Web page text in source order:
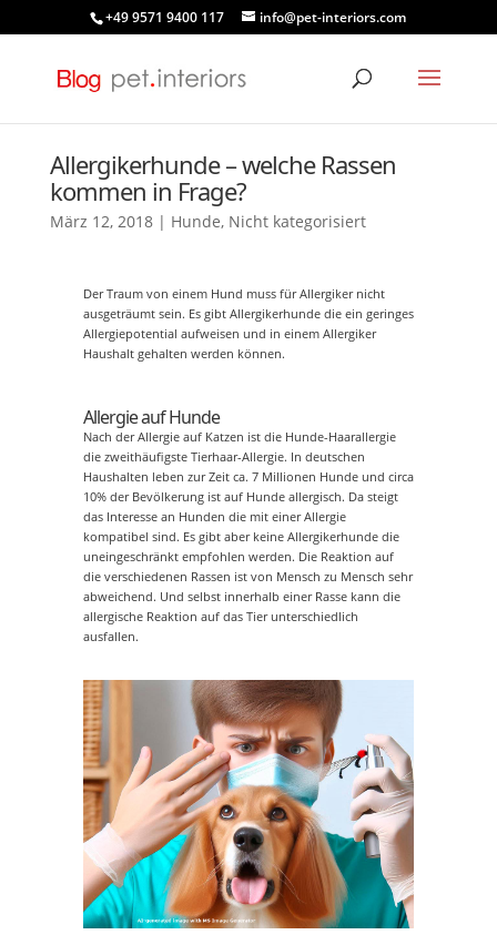
+49 9571 9400 117 info@pet-interiors.com
Allergikerhunde – welche Rassen
kommen in Frage?
März 12, 2018| Hunde, Nicht kategorisiert
Der Traum von einem Hund muss für Allergiker nicht
ausgeträumt sein. Es gibt Allergikerhunde die ein geringes
Allergiepotential aufweisen und in einem Allergiker
Haushalt gehalten werden können.
Allergie auf Hunde
Nach der Allergie auf Katzen ist die Hunde-Haarallergie
die zweithäufigste Tierhaar-Allergie. In deutschen
Haushalten leben zur Zeit ca. 7 Millionen Hunde und circa
10% der Bevölkerung ist auf Hunde allergisch. Da steigt
das Interesse an Hunden die mit einer Allergie
kompatibel sind. Es gibt aber keine Allergikerhunde die
uneingeschränkt empfohlen werden. Die Reaktion auf
die verschiedenen Rassen ist von Mensch zu Mensch sehr
abweichend. Und selbst innerhalb einer Rasse kann die
allergische Reaktion auf das Tier unterschiedlich
ausfallen.